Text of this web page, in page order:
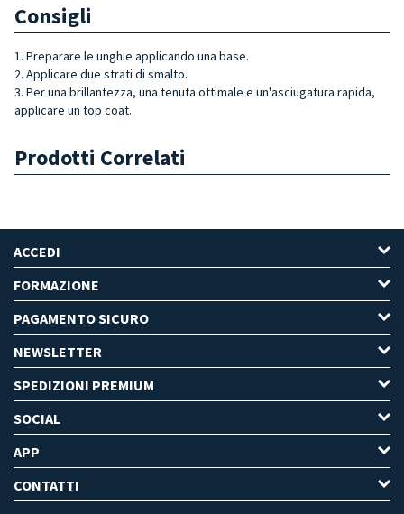
Consigli
1. Preparare le unghie applicando una base.
2. Applicare due strati di smalto.
3. Per una brillantezza, una tenuta ottimale e un'asciugatura rapida,
applicare un top coat.
Prodotti Correlati
ACCEDI
FORMAZIONE
PAGAMENTO SICURO
NEWSLETTER
SPEDIZIONI PREMIUM
SOCIAL
APP
CONTATTI